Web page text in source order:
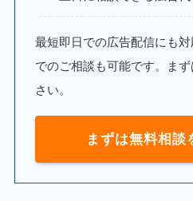
最短即日での広告配信にも
でのご相談も可能です。ま
さい。
まずは無料相談